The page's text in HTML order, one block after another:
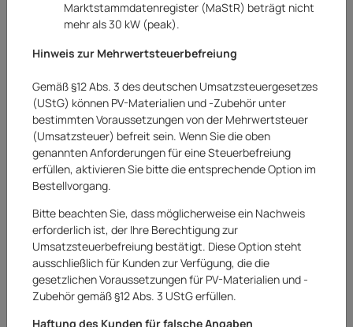
Casma
Casma Sonnenliege Gartenliege
Liegestuhl Relaxliege Stahl Polyester Grau
Marktstammdatenregister (MaStR) beträgt nicht
mehr als 30 kW (peak).
Hinweis zur Mehrwertsteuerbefreiung
Gemäß §12 Abs. 3 des deutschen Umsatzsteuergesetzes
(UStG) können PV-Materialien und -Zubehör unter
bestimmten Voraussetzungen von der Mehrwertsteuer
(Umsatzsteuer) befreit sein. Wenn Sie die oben
genannten Anforderungen für eine Steuerbefreiung
erfüllen, aktivieren Sie bitte die entsprechende Option im
Bestellvorgang.
Bitte beachten Sie, dass möglicherweise ein Nachweis
erforderlich ist, der Ihre Berechtigung zur
Umsatzsteuerbefreiung bestätigt. Diese Option steht
ausschließlich für Kunden zur Verfügung, die die
gesetzlichen Voraussetzungen für PV-Materialien und -
Zubehör gemäß §12 Abs. 3 UStG erfüllen.
Haftung des Kunden für falsche Angaben